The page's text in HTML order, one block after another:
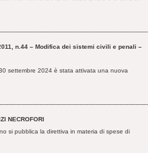
n.44 – Modifica dei sistemi civili e penali –
settembre 2024 è stata attivata una nuova
NECROFORI
si pubblica la direttiva in materia di spese di